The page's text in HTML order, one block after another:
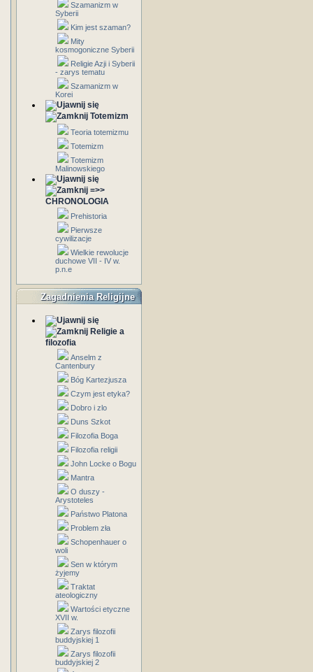
Szamanizm w
Syberii
Kim jest szaman?
Mity
kosmogoniczne Syberii
Religie Azji i Syberii
- zarys tematu
Szamanizm w
Korei
Totemizm
Teoria totemizmu
Totemizm
Totemizm
Malinowskiego
=>>
CHRONOLOGIA
Prehistoria
Pierwsze
cywilizacje
Wielkie rewolucje
duchowe VII - IV w.
p.n.e
Zagadnienia Religijne
Religie a
filozofia
Anselm z
Cantenbury
Bóg Kartezjusza
Czym jest etyka?
Dobro i zlo
Duns Szkot
Filozofia Boga
Filozofia religii
John Locke o Bogu
Mantra
O duszy -
Arystoteles
Państwo Platona
Problem zła
Schopenhauer o
woli
Sen w którym
żyjemy
Traktat
ateologiczny
Wartości etyczne
XVII w.
Zarys filozofii
buddyjskiej 1
Zarys filozofii
buddyjskiej 2